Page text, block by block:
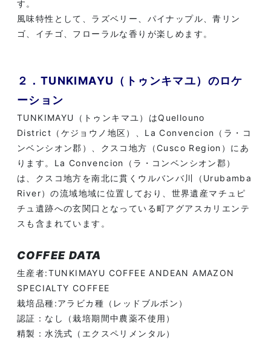
す。
風味特性として、ラズベリー、パイナップル、青リン
ゴ、イチゴ、フローラルな香りが楽しめます。
２．TUNKIMAYU（トゥンキマユ）のロケ
ーション
TUNKIMAYU（トゥンキマユ）はQuellouno
District（ケジョウノ地区）、La Convencion（ラ・コ
ンベンシオン郡）、クスコ地方（Cusco Region）にあ
ります。La Convencion（ラ・コンベンシオン郡）
は、クスコ地方を南北に貫くウルバンバ川（Urubamba
River）の流域地域に位置しており、世界遺産マチュピ
チュ遺跡への玄関口となっている町アグアスカリエンテ
スも含まれています。
COFFEE DATA
生産者:TUNKIMAYU COFFEE ANDEAN AMAZON
SPECIALTY COFFEE
栽培品種:アラビカ種（レッドブルボン）
認証：なし（栽培期間中農薬不使用）
精製：水洗式（エクスペリメンタル）